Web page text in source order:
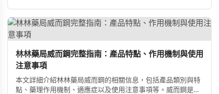
林林藥局威而鋼完整指南：產品特點、作用機制與使用
注意事項
本文詳細介紹林林藥局威而鋼的相關信息，包括產品類別與特
點、藥理作用機制、適應症以及使用注意事項等。威而鋼是口